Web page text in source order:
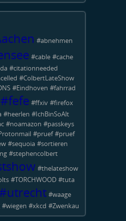
#abnehmen
#cable #cache
#citationneeded
#ColbertLateShow
#Eindhoven #fahrrad
#fefe #ffxiv #firefox
#heerlen #IchBinSoAlt
#noamazon #passkeys
#pruef #pruef
#sequoia #sortieren
#stephencolbert
#thelateshow
#TORCHWOOD #tuta
utrecht #waage
#wiegen #xkcd #Zwenkau